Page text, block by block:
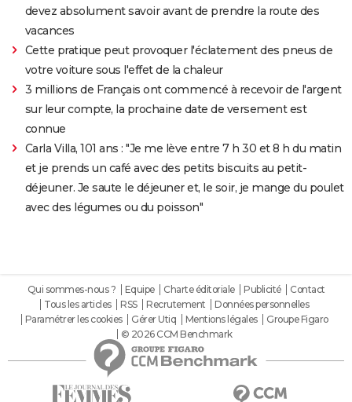
devez absolument savoir avant de prendre la route des
vacances
Cette pratique peut provoquer l'éclatement des pneus de
votre voiture sous l'effet de la chaleur
3 millions de Français ont commencé à recevoir de l'argent
sur leur compte, la prochaine date de versement est
connue
Carla Villa, 101 ans : "Je me lève entre 7 h 30 et 8 h du matin
et je prends un café avec des petits biscuits au petit-
déjeuner. Je saute le déjeuner et, le soir, je mange du poulet
avec des légumes ou du poisson"
Qui sommes-nous ? Equipe Charte éditoriale Publicité
Contact
Tous les articles
RSS Recrutement
Données personnelles
Paramétrer les cookies
Gérer Utiq Mentions légales
Groupe Figaro
© 2026 CCM Benchmark